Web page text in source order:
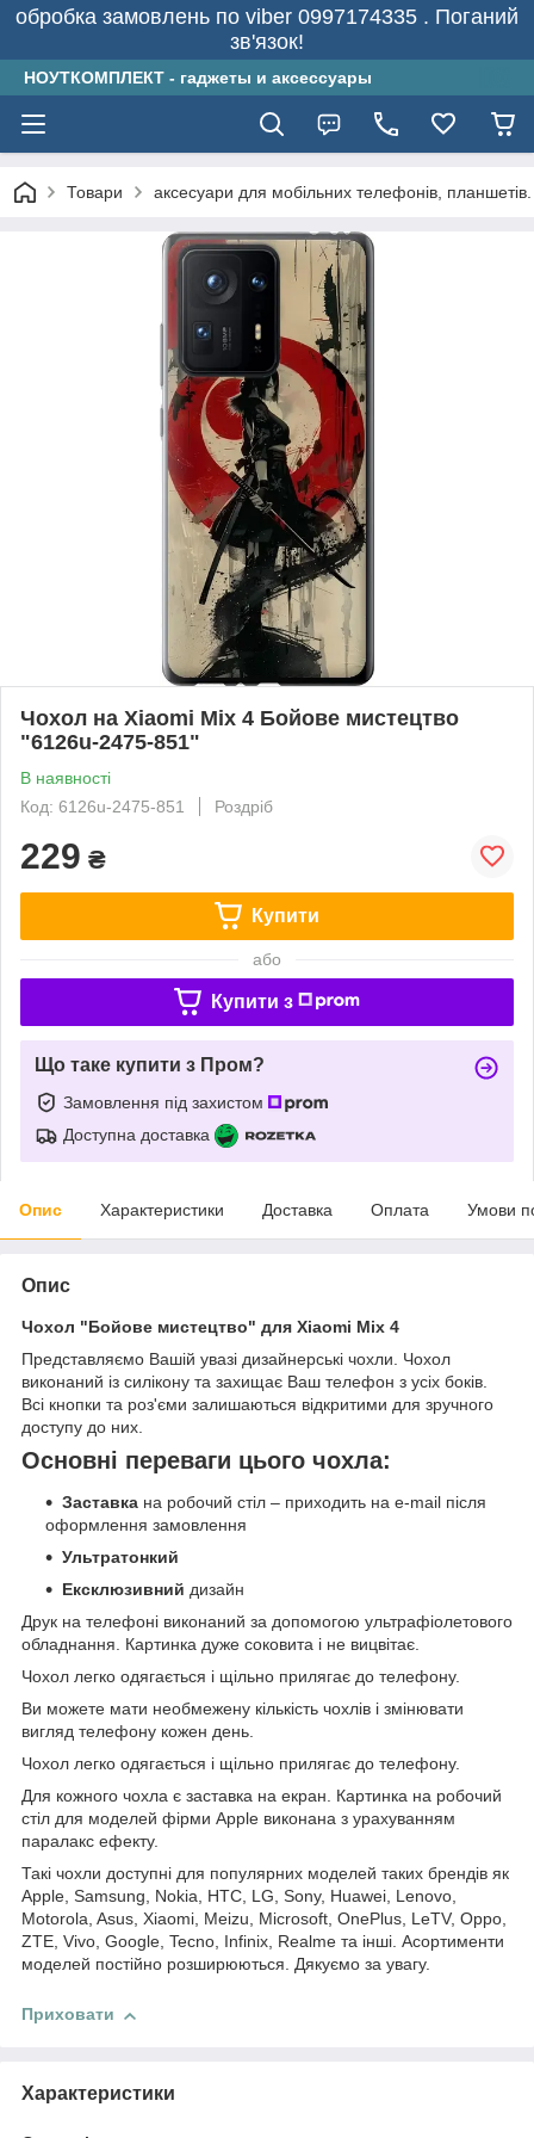
обробка замовлень по viber 0997174335 . Поганий
зв'язок!
НОУТКОМПЛЕКТ - гаджеты и аксессуары
Товари аксесуари для мобільних телефонів, планшетів.
Чохол на Xiaomi Mix 4 Бойове мистецтво
"6126u-2475-851"
В наявності
Код: 6126u-2475-851
Роздріб
229 ₴
Купити
або
Купити з
Що таке купити з Пром?
Замовлення під захистом
Доступна доставка
Опис Характеристики Доставка Оплата Умови
Опис
Чохол "Бойове мистецтво" для Xiaomi Mix 4
Представляємо Вашій увазі дизайнерські чохли. Чохол
виконаний із силікону та захищає Ваш телефон з усіх боків.
Всі кнопки та роз'єми залишаються відкритими для зручного
доступу до них.
Основні переваги цього чохла:
Заставка на робочий стіл – приходить на e-mail після
оформлення замовлення
Ультратонкий
Ексклюзивний дизайн
Друк на телефоні виконаний за допомогою ультрафіолетового
обладнання. Картинка дуже соковита і не вицвітає.
Чохол легко одягається і щільно прилягає до телефону.
Ви можете мати необмежену кількість чохлів і змінювати
вигляд телефону кожен день.
Чохол легко одягається і щільно прилягає до телефону.
Для кожного чохла є заставка на екран. Картинка на робочий
стіл для моделей фірми Apple виконана з урахуванням
паралакс ефекту.
Такі чохли доступні для популярних моделей таких брендів як
Apple, Samsung, Nokia, HTC, LG, Sony, Huawei, Lenovo,
Motorola, Asus, Xiaomi, Meizu, Microsoft, OnePlus, LeTV, Oppo,
ZTE, Vivo, Google, Tecno, Infinix, Realme та інші. Асортименти
моделей постійно розширюються. Дякуємо за увагу.
Приховати
Характеристики